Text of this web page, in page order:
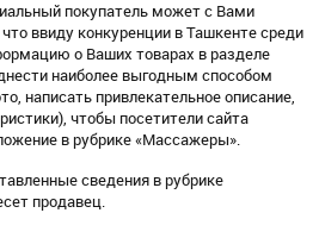
покупатель может с Вами
ввиду конкуренции в Ташкенте среди
о Ваших товарах в разделе
наиболее выгодным способом
написать привлекательное описание,
чтобы посетители сайта
в рубрике «Массажеры».
сведения в рубрике
продавец.